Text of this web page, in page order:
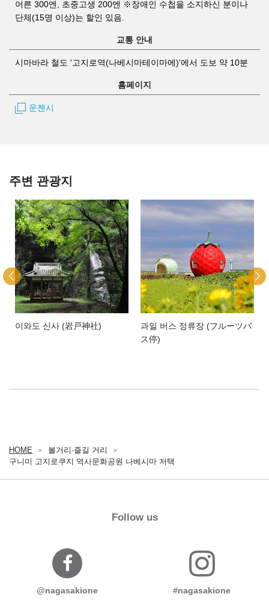
어른 300엔, 초중고생 200엔 ※장애인 수첩을 소지하신 분이나
단체(15명 이상)는 할인 있음.
교통 안내
시마바라 철도 '고지로역(나베시마테이마에)'에서 도보 약 10분
홈페이지
운젠시
주변 관광지
이와도 신사 (岩戸神社)
과일 버스 정류장 (フルーツバ
ス停)
HOME
볼거리∙즐길 거리
구니미 고지로쿠지 역사문화공원 나베시마 저택
Follow us
@nagasakione #nagasakione